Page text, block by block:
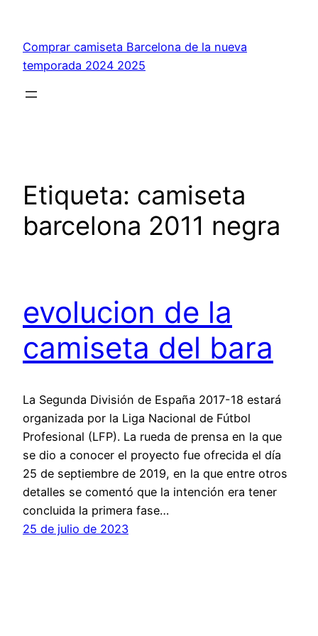
contenido
Comprar camiseta Barcelona de la nueva
temporada 2024 2025
Etiqueta: camiseta
barcelona 2011 negra
evolucion de la
camiseta del bara
La Segunda División de España 2017-18 estará
organizada por la Liga Nacional de Fútbol
Profesional (LFP). La rueda de prensa en la que
se dio a conocer el proyecto fue ofrecida el día
25 de septiembre de 2019, en la que entre otros
detalles se comentó que la intención era tener
concluida la primera fase…
25 de julio de 2023